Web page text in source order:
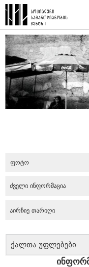
ფოტო
ქალთა უფლებები
ძველი ინფორმაცია